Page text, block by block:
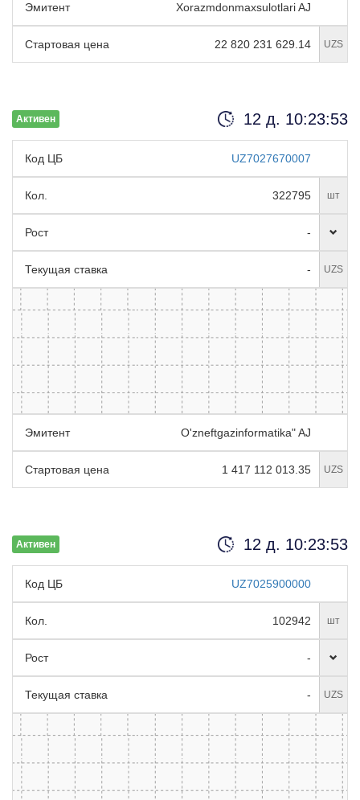
Эмитент Xorazmdonmaxsulotlari AJ
Стартовая цена 22 820 231 629.14 UZS
Активен 12 д. 10:23:52
Код ЦБ UZ7027670007
Кол. 322795 шт
Рост -
Текущая ставка - UZS
Эмитент O'zneftgazinformatika" AJ
Стартовая цена 1 417 112 013.35 UZS
Активен 12 д. 10:23:52
Код ЦБ UZ7025900000
Кол. 102942 шт
Рост -
Текущая ставка - UZS